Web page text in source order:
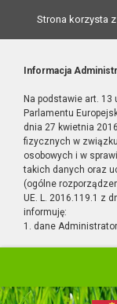
Strona korzysta
Informacja
Na podstawie art. 13
Parlamentu
dnia 27 kwietnia
fizycznych w
osobowych i w
takich danych oraz
(ogólne
UE. L. 2016.119.1 z
informuję:
1. dane